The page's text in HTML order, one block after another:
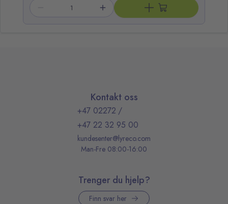
Kontakt oss
+47 02272 /
+47 22 32 95 00
kundesenter@lyreco.com
Man-Fre 08:00-16:00
Trenger du hjelp?
Finn svar her